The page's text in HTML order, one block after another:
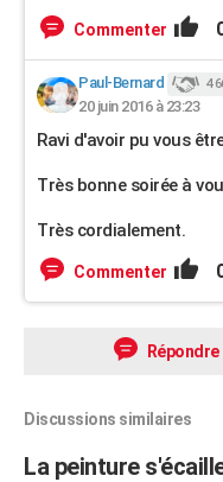
Commenter
Paul-Bernard 4
20 juin 2016 à 23:23
Ravi d'avoir pu vous
Très bonne soirée à
Très cordialement.
Commenter
Répondre
Discussions similaires
La peinture